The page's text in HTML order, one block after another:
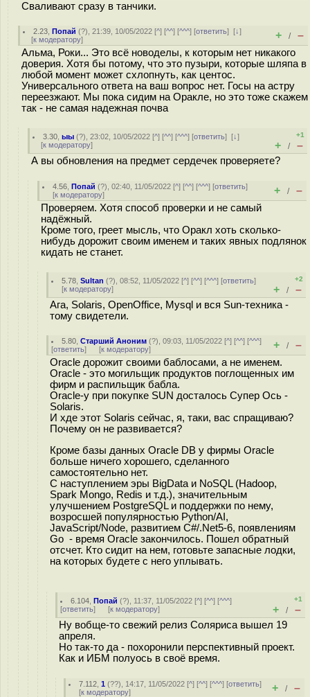
Сваливают сразу в танчики.
2.23 ,Попай (?), 21:39, 10/05/2022 [^] [^^] [^^^] [ответить][↓]
[к модератору] + / –
Альма, Роки... Это всё новоделы, к которым нет никакого
доверия. Хотя бы потому, что это пузыри, которые шляпа в
любой момент может схлопнуть, как центос.
Универсального ответа на ваш вопрос нет. Госы на астру
переезжают. Мы пока сидим на Оракле, но это тоже скажем
так - не самая надежная почва
3.30 ,ыы (?), 23:02, 10/05/2022 [^] [^^] [^^^] [ответить][↓]
[к модератору]
+1
+ / –
А вы обновления на предмет сердечек проверяете?
4.56 ,Попай (?), 02:40, 11/05/2022 [^] [^^] [^^^] [ответить]
[к модератору] + / –
Проверяем. Хотя способ проверки и не самый
надёжный.
Кроме того, греет мысль, что Оракл хоть сколько-
нибудь дорожит своим именем и таких явных подлянок
кидать не станет.
5.78 ,Sultan (?), 08:52, 11/05/2022 [^] [^^] [^^^] [ответить]
[к модератору]
+2
+ / –
Ага, Solaris, OpenOffice, Mysql и вся Sun-техника -
тому свидетели.
5.80 ,Старший Аноним (?), 09:03, 11/05/2022 [^] [^^] [^^^]
[ответить] [к модератору] + / –
Oracle дорожит своими баблосами, а не именем.
Oracle - это могильщик продуктов поглощенных им
фирм и распильщик бабла.
Oracle-у при покупке SUN досталось Супер Ось -
Solaris.
И хде этот Solaris сейчас, я, таки, вас спращиваю?
Почему он не развивается?
Кроме базы данных Oracle DB у фирмы Oracle
больше ничего хорошего, сделанного
самостоятельно нет.
С наступлением эры BigData и NoSQL (Hadoop,
Spark Mongo, Redis и т.д.), значительным
улучшением PostgreSQL и поддержки по нему,
возросшей популярностью Python/AI,
JavaScript/Node, развитием C#/.Net5-6, появлениям
Go - время Oracle закончилось. Пошел обратный
отсчет. Кто сидит на нем, готовьте запасные лодки,
на которых будете с него уплывать.
6.104 ,Попай (?), 11:37, 11/05/2022 [^] [^^] [^^^]
[ответить] [к модератору]
+1
+ / –
Ну вобще-то свежий релиз Соляриса вышел 19
апреля.
Но так-то да - похоронили перспективный проект.
Как и ИБМ полуось в своё время.
7.112 ,1 (??), 14:17, 11/05/2022 [^] [^^] [^^^] [ответить]
[к модератору] + / –